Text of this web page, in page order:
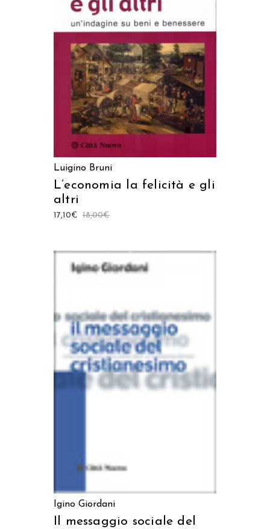
Luigino Bruni
L’economia la felicità e gli
altri
18,00€
17,10€
AGGIUNGI AL CARRELLO
Igino Giordani
Il messaggio sociale del